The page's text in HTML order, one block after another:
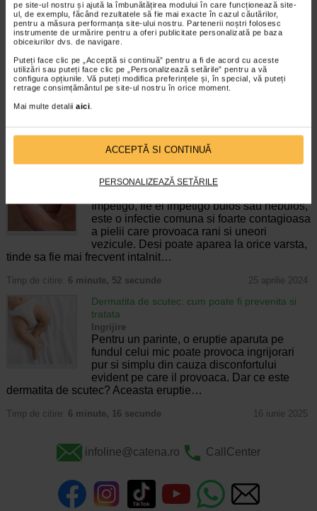
pe site-ul nostru și ajută la îmbunătățirea modului în care funcționează site-
ul, de exemplu, făcând rezultatele să fie mai exacte în cazul căutărilor,
pentru a măsura performanța site-ului nostru. Partenerii noștri folosesc
instrumente de urmărire pentru a oferi publicitate personalizată pe baza
obiceiurilor dvs. de navigare.
Puteți face clic pe „Acceptă si continuă” pentru a fi de acord cu aceste
utilizări sau puteți face clic pe „Personalizează setările” pentru a vă
configura opțiunile. Vă puteți modifica preferințele și, în special, vă puteți
retrage consimțământul pe site-ul nostru în orice moment.
Mai multe detalii aici.
ACCEPTĂ SI CONTINUĂ
PERSONALIZEAZĂ SETĂRILE
femei aflate la prima nastere…
Timp de citire:5 minute, 0 secunde 4 octombrie 2024
Impetigo – cauze si tratament
Boli de piele
Impetigo se considera a fi o afectiune
cutanata, manifestata prin eruptii cu
patologie caracteristica. Afectiunea este de
6 minute, 4 secunde
Impetigo bulos – ce este, cauze, factori de risc,
tratament
Impetigo, fie el impetigo bulos sau nebulos,
este o infectie comuna si foarte contagioasa
a pielii care provoaca rani si uneori
vezicule. Desi poate aparea la orice varsta,
tinde sa fie mai frecvent intalnit…
Timp de citire: 6 minute, 52 secunde 25 aprilie 2024
Dermatita de scutec: cum poate fi prevenita si
tratata
Ingrijire
Pentru un parinte, o eruptie aparuta pe
fundul celui mic poate provoca ingrijorari
pur si simplu din cauza disconfortului
evident pe care il provoaca. Dar ce este
dermatita de scutec? Aceasta eruptie…
Timp de citire: 6 minute, 16 secunde 16 iunie 2025
infoline@catena.ro CallCenter